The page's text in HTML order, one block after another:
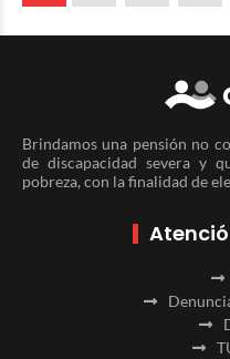
Brindamos una pensión no
de discapacidad severa y
pobreza, con la finalidad de